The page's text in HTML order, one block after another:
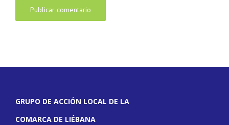
GRUPO DE ACCIÓN LOCAL DE LA
COMARCA DE LIÉBANA